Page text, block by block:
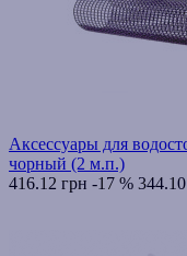
Аксессуары для
чорный (2 м.п.)
416.12 грн -17 %